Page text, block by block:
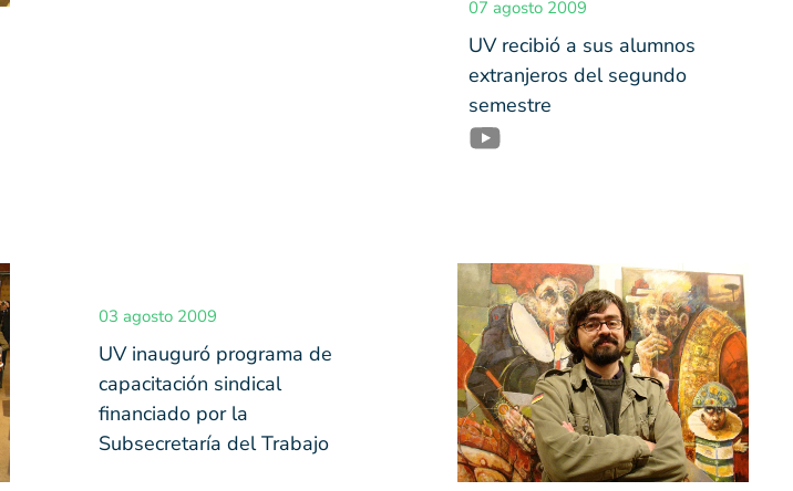
07 agosto 2009
UV recibió a sus alumnos
extranjeros del segundo
semestre
03 agosto 2009
UV inauguró programa de
capacitación sindical
financiado por la
Subsecretaría del Trabajo